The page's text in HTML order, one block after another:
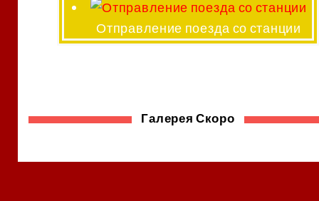
Отправление поезда со станции
Галерея Скоро